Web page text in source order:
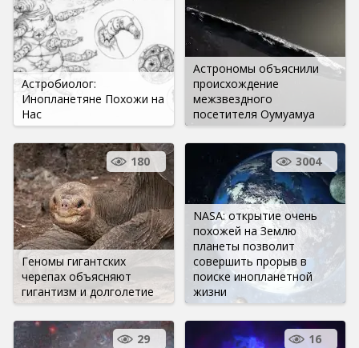
Астробиолог:
Инопланетяне Похожи на
Нас
Астрономы объяснили
происхождение
межзвездного
посетителя Оумуамуа
Геномы гигантских
черепах объясняют
гигантизм и долголетие
180
NASA: открытие очень
похожей на Землю
планеты позволит
совершить прорыв в
поиске инопланетной
жизни
3004
29 16